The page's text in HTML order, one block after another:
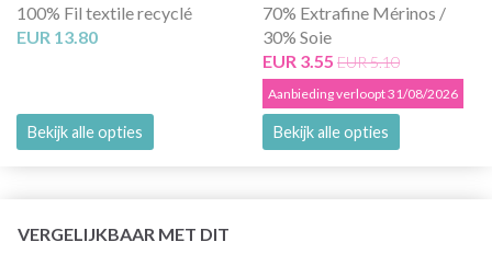
100% Fil textile recyclé
EUR 13.80
Bekijk alle opties
70% Extrafine Mérinos /
30% Soie
EUR 3.55 EUR 5.10
Aanbieding verloopt 31/08/2026
Bekijk alle opties
VERGELIJKBAAR MET DIT